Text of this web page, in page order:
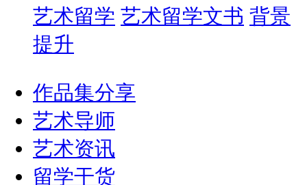
艺术留学 艺术留学文书 背景
提升
作品集分享
艺术导师
艺术资讯
留学干货